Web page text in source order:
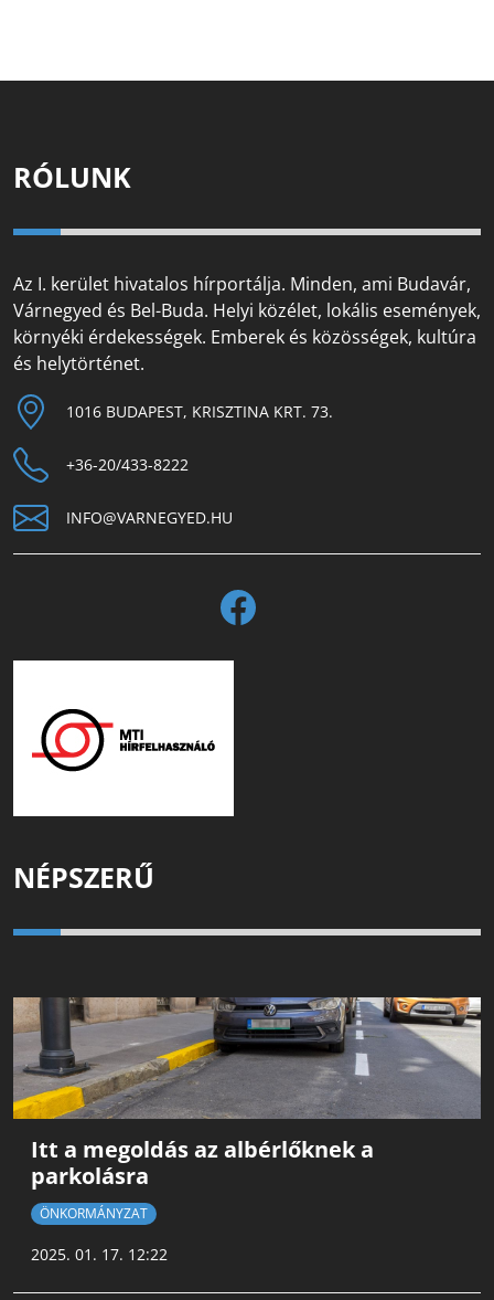
RÓLUNK
Az I. kerület hivatalos hírportálja. Minden, ami Budavár,
Várnegyed és Bel-Buda. Helyi közélet, lokális események,
környéki érdekességek. Emberek és közösségek, kultúra
és helytörténet.
1016 BUDAPEST, KRISZTINA KRT. 73.
+36-20/433-8222
INFO@VARNEGYED.HU
NÉPSZERŰ
Itt a megoldás az albérlőknek a
parkolásra
ÖNKORMÁNYZAT
2025. 01. 17. 12:22